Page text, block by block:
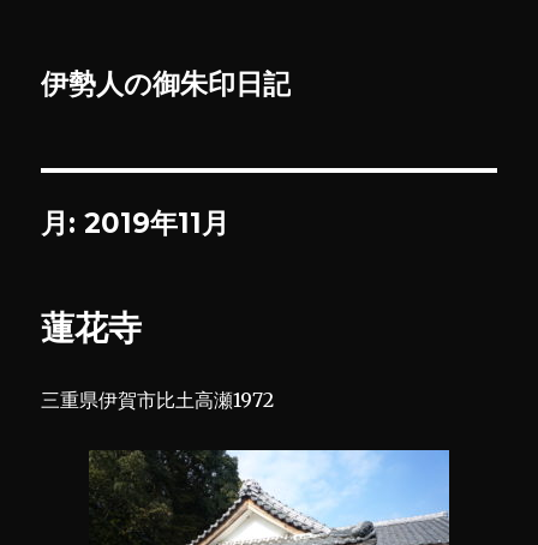
伊勢人の御朱印日記
月:2019年11月
蓮花寺
三重県伊賀市比土高瀬1972